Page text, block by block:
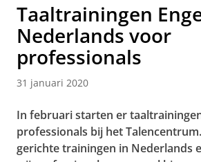
Taaltrainingen
Nederlands voor
professionals
31 januari 2020
In februari starten er
professionals bij het
gerichte trainingen in Nederlands